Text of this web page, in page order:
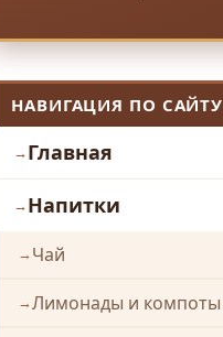
НАВИГАЦИЯ ПО САЙТУ
Главная
Напитки
Чай
Лимонады и компоты